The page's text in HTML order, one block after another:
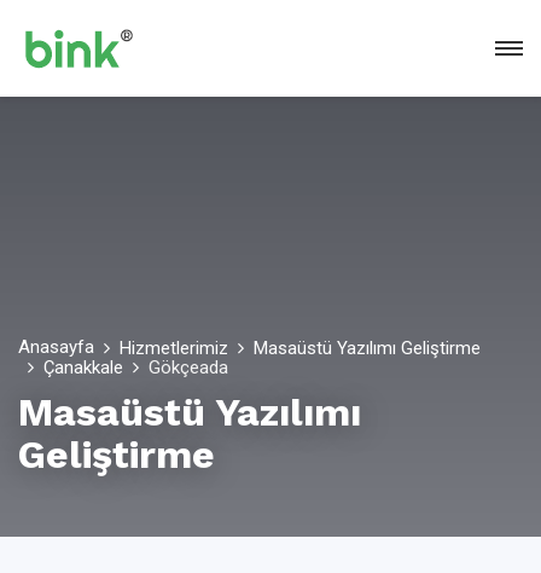
Anasayfa Hizmetlerimiz
Masaüstü Yazılımı Geliştirme
Çanakkale
Gökçeada
Masaüstü Yazılımı
Geliştirme